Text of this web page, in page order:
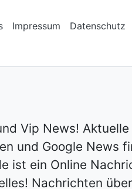
Impressum Datenschutz
Vip News!
und Google News
ist ein Online
Nachrichten